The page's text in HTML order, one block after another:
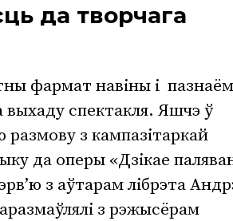
да творчага
фармат навіны і
выхаду спектакля. Яшчэ ў
размову з кампазітаркай
да оперы «Дзікае
з аўтарам лібрэта
з рэжысёрам